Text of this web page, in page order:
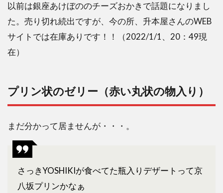
以前は銀座あけぼののチーズおかきで話題になりまし
た。売り切れ続出ですが、今の所、升本屋さんのWEB
サイトでは在庫ありです！！（2022/1/1、20：49現
在）
プリン状のゼリー（赤い丸状の物入り）
まだ分かって居ませんが・・・。
さっきYOSHIKIが食べてた瓶入りデザートって京
八坂プリンかなぁ